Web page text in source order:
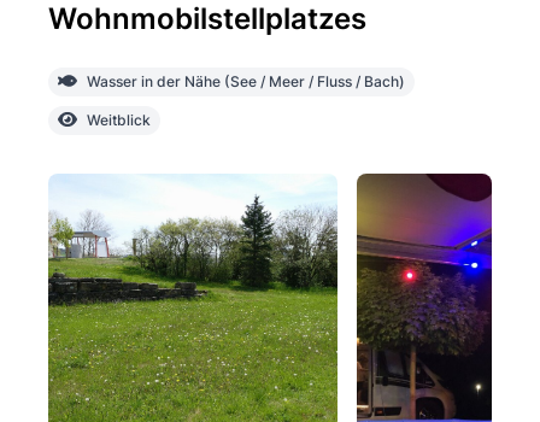
Wohnmobilstellplatzes
Wasser in der Nähe (See / Meer / Fluss / Bach)
Weitblick